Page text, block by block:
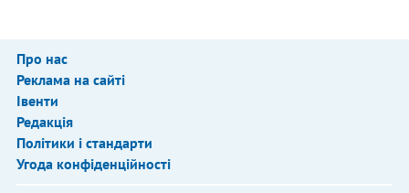
Про нас
Реклама на сайті
Івенти
Редакція
Політики і стандарти
Угода конфіденційності